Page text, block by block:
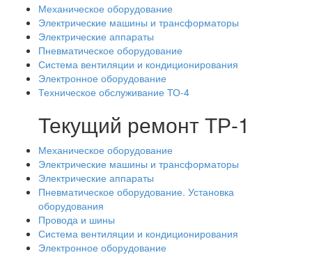
Механическое оборудование
Электрические машины и трансформаторы
Электрические аппараты
Пневматическое оборудование
Система вентиляции и кондиционирования
Электронное оборудование
Техническое обслуживание ТО-4
Текущий ремонт ТР-1
Механическое оборудование
Электрические машины и трансформаторы
Электрические аппараты
Пневматическое оборудование. Установка
оборудования
Провода и шины
Система вентиляции и кондиционирования
Электронное оборудование